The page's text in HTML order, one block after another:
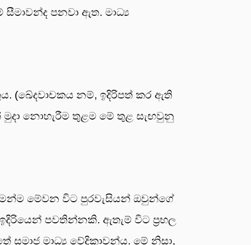
පනවා ඇත. මාධ්‍ය
(ඛේදවාචකය නම්, ඉදිරිපත් කර ඇති
මුදා නොහැරීම තුළම මේ තුළ සැඟවුනු
මෙන්ම මේවන විට පුරවැසියන් ඔවුන්ගේ
ඉදිරියෙන් පවතින්නකි. ඇතැම් විට ප්‍රභල
සමාජ මාධ්‍ය වේදිකාවන්ය. මේ නිසා,